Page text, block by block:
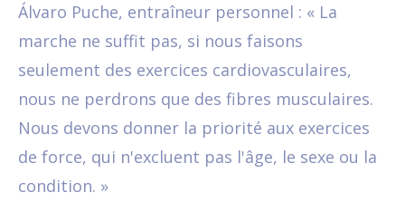
Álvaro Puche, entraîneur personnel : « La
marche ne suffit pas, si nous faisons
seulement des exercices cardiovasculaires,
nous ne perdrons que des fibres musculaires.
Nous devons donner la priorité aux exercices
de force, qui n'excluent pas l'âge, le sexe ou la
condition. »